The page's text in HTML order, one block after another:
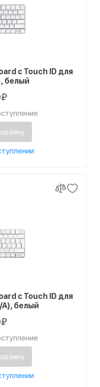
с Touch ID для
белый
с Touch ID для
A), белый